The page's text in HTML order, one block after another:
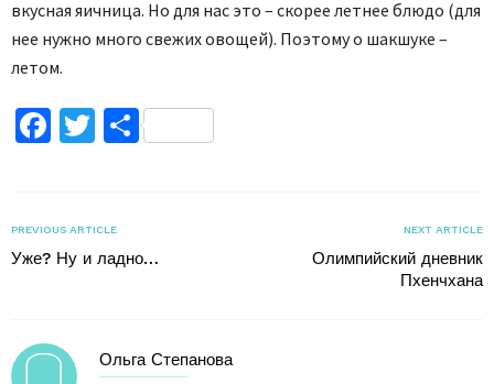
вкусная яичница. Но для нас это – скорее летнее блюдо (для
нее нужно много свежих овощей). Поэтому о шакшуке –
летом.
Facebook
TwitterПоділитися
PREVIOUS ARTICLE
Уже? Ну и ладно…
NEXT ARTICLE
Олимпийский дневник
Пхенчхана
Ольга Степанова